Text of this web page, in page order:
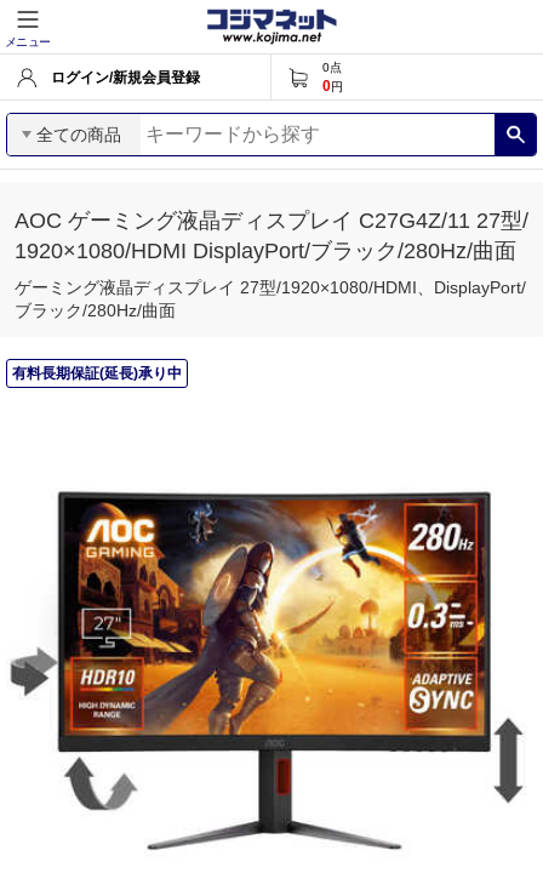
メニュー
ログイン/新規会員登録
0点
0円
全ての商品
AOC ゲーミング液晶ディスプレイ C27G4Z/11 27型/
1920×1080/HDMI DisplayPort/ブラック/280Hz/曲面
ゲーミング液晶ディスプレイ 27型/1920×1080/HDMI、DisplayPort/
ブラック/280Hz/曲面
有料長期保証(延長)承り中